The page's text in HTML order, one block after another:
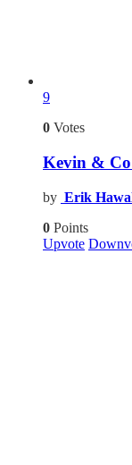
9
0 Votes
Kevin & Co
by Erik
0 Points
Upvote